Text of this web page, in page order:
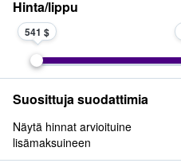
Hinta/lippu
541 $
Suosittuja suodattimia
Näytä hinnat arvioituine
lisämaksuineen